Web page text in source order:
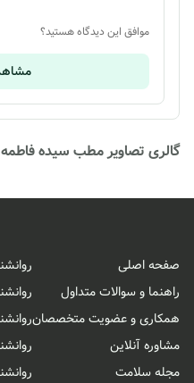
موافق این دیدگاه هستید؟
گالری تصاویر مطب سیده
صفحه اصلی
راهنما و سوالات متداول
همکاری و عضویت متخصصان
مشاوره آنلاین
مجله سلامت